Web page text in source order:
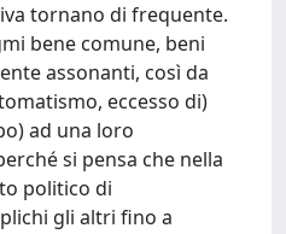
tornano di frequente.
bene comune, beni
assonanti, così da
eccesso di)
ad una loro
si pensa che nella
politico di
gli altri fino a